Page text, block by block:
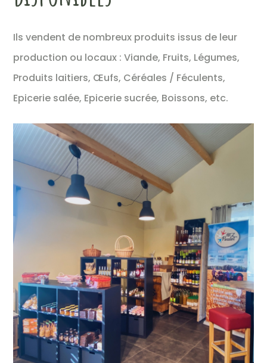
Ils vendent de nombreux produits issus de leur
production ou locaux : Viande, Fruits, Légumes,
Produits laitiers, Œufs, Céréales / Féculents,
Epicerie salée, Epicerie sucrée, Boissons, etc.